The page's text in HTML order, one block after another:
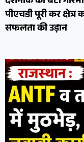
पीएचडी पूरी कर
सफलता की उड़ान